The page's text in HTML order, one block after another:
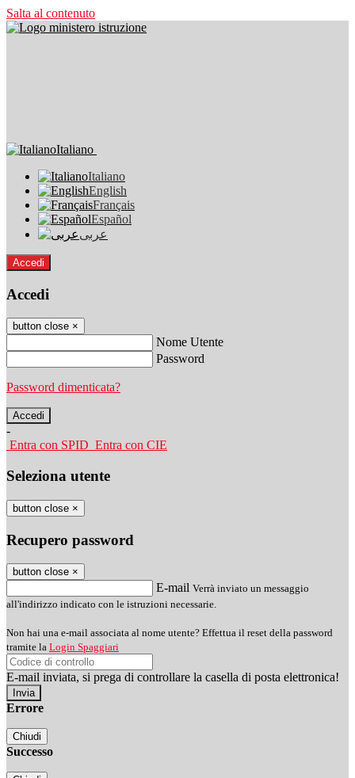
Salta al contenuto
Italiano
Italiano
English
Français
Español
عربى
Accedi
Accedi
button close ×
Nome Utente
Password
Password dimenticata?
-
Entra con SPID Entra con CIE
Seleziona utente
button close ×
Recupero password
button close ×
E-mail Verrà inviato un messaggio
all'indirizzo indicato con le istruzioni necessarie.
Non hai una e-mail associata al nome utente? Effettua il reset della password
tramite la Login Spaggiari
E-mail inviata, si prega di controllare la casella di posta elettronica!
Errore
Chiudi
Successo